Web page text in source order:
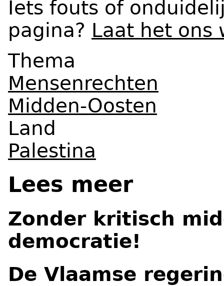
Iets fouts of
pagina? Laat het ons
Thema
Mensenrechten
Midden-Oosten
Land
Palestina
Lees meer
Zonder kritisch
democratie!
De Vlaamse